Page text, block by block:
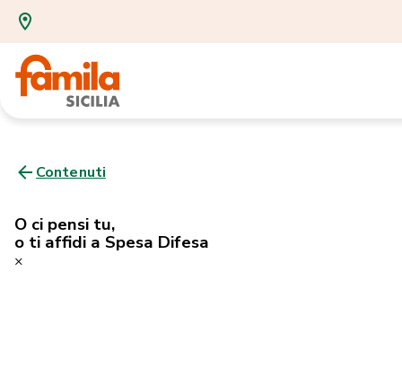
Contenuti
O ci pensi tu,
o ti affidi a Spesa Difesa
×